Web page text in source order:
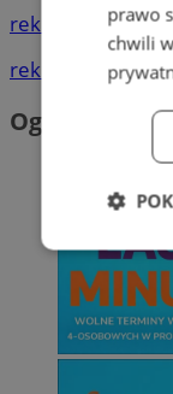
reklama
reklama
Ogłoszenia
prawo
chwili